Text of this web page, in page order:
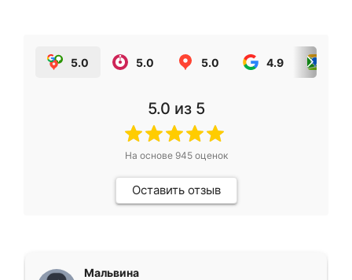
5.0 5.0 5.0 4.9
5.0 из 5
На основе 945оценок
Оставить отзыв
Мальвина